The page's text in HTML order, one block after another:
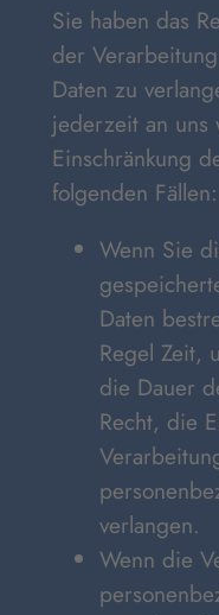
Sie haben das
der
Daten zu
jederzeit an uns
Einschränkung
folgenden Fällen:
Wenn Sie
Daten
Regel Zeit,
die Dauer
Recht, die
verlangen.
Wenn die